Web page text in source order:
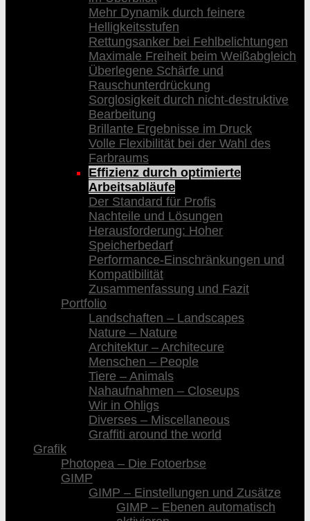
Mehr Dynamik durch feinere
Helligkeitsstufen
Rettungsanker bei Fehlbelichtungen
Maximale Freiheit beim Weißabgleich
Überlegene Schärfe und
Rauschunterdrückung
Sorglosigkeit durch nicht-destruktive
Bearbeitung
Brillante Ergebnisse im Druck
Volle Flexibilität bei der Wahl des
Farbraums
Effizienz durch optimierte
Arbeitsabläufe
Der Standard für Profis
Nachteile und Lösungen
Herausforderung: Hoher
Speicherbedarf
Performance-Einschränkungen und
Kompatibilität
Zusammenfassung und Fazit
Portfolio
Landschaften – Landscapes
Nature – Nature
Architektur – Architecure
Menschen – People
Tiere – Animals
Nahaufnahmen – Closeups
Wir in Ohligs
Diverses – Miscellaneous
Graffiti around the world
Grafik
Photopea – Die Fotoerbse
GIMP
GIMP – Einstellungen und Zusätze
GIMP – Ebenen automatisch